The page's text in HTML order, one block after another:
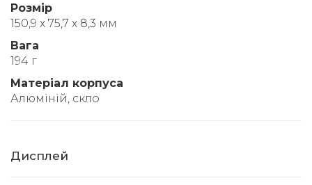
Розмір
150,9 х 75,7 х 8,3 мм
Вага
194 г
Матеріал корпуса
Алюміній, скло
Дисплей